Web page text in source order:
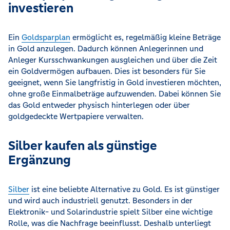
investieren
Ein Goldsparplan ermöglicht es, regelmäßig kleine Beträge
in Gold anzulegen. Dadurch können Anlegerinnen und
Anleger Kursschwankungen ausgleichen und über die Zeit
ein Goldvermögen aufbauen. Dies ist besonders für Sie
geeignet, wenn Sie langfristig in Gold investieren möchten,
ohne große Einmalbeträge aufzuwenden. Dabei können Sie
das Gold entweder physisch hinterlegen oder über
goldgedeckte Wertpapiere verwalten.
Silber kaufen als günstige
Ergänzung
Silber ist eine beliebte Alternative zu Gold. Es ist günstiger
und wird auch industriell genutzt. Besonders in der
Elektronik- und Solarindustrie spielt Silber eine wichtige
Rolle, was die Nachfrage beeinflusst. Deshalb unterliegt